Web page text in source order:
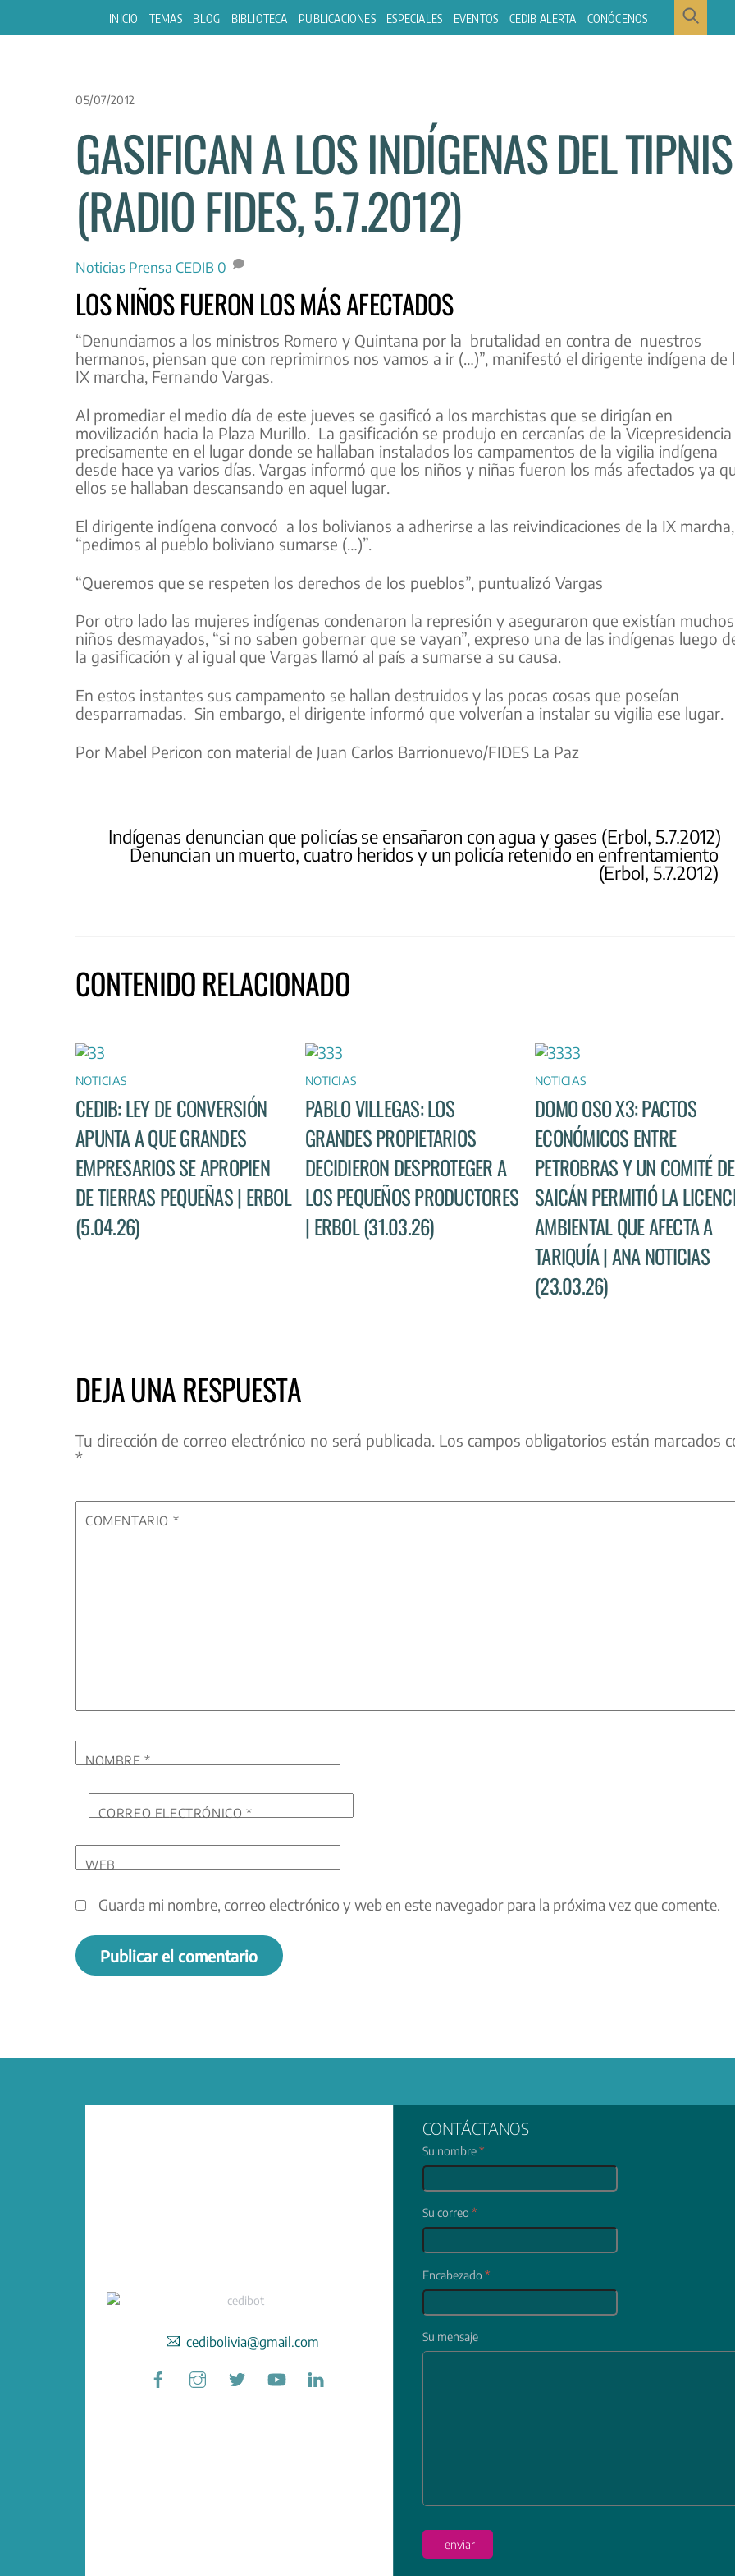
INICIO TEMAS BLOG BIBLIOTECA PUBLICACIONES ESPECIALES EVENTOS CEDIB ALERTA CONÓCENOS
05/07/2012
GASIFICAN A LOS INDÍGENAS DEL TIPNIS
(RADIO FIDES, 5.7.2012)
Noticias Prensa CEDIB 0
LOS NIÑOS FUERON LOS MÁS AFECTADOS
“Denunciamos a los ministros Romero y Quintana por la brutalidad en contra de nuestros
hermanos, piensan que con reprimirnos nos vamos a ir (…)”, manifestó el dirigente indígena de
IX marcha, Fernando Vargas.
Al promediar el medio día de este jueves se gasificó a los marchistas que se dirigían en
movilización hacia la Plaza Murillo. La gasificación se produjo en cercanías de la Vicepresidencia
precisamente en el lugar donde se hallaban instalados los campamentos de la vigilia indígena
desde hace ya varios días. Vargas informó que los niños y niñas fueron los más afectados ya
ellos se hallaban descansando en aquel lugar.
El dirigente indígena convocó a los bolivianos a adherirse a las reivindicaciones de la IX marcha,
“pedimos al pueblo boliviano sumarse (…)”.
“Queremos que se respeten los derechos de los pueblos”, puntualizó Vargas
Por otro lado las mujeres indígenas condenaron la represión y aseguraron que existían muchos
niños desmayados, “si no saben gobernar que se vayan”, expreso una de las indígenas luego
la gasificación y al igual que Vargas llamó al país a sumarse a su causa.
En estos instantes sus campamento se hallan destruidos y las pocas cosas que poseían
desparramadas. Sin embargo, el dirigente informó que volverían a instalar su vigilia ese lugar.
Por Mabel Pericon con material de Juan Carlos Barrionuevo/FIDES La Paz
Indígenas denuncian que policías se ensañaron con agua y gases (Erbol, 5.7.2012)
Denuncian un muerto, cuatro heridos y un policía retenido en enfrentamiento
(Erbol, 5.7.2012)
CONTENIDO RELACIONADO
NOTICIAS
CEDIB: LEY DE CONVERSIÓN
APUNTA A QUE GRANDES
EMPRESARIOS SE APROPIEN
DE TIERRAS PEQUEÑAS | ERBOL
(5.04.26)
NOTICIAS
PABLO VILLEGAS: LOS
GRANDES PROPIETARIOS
DECIDIERON DESPROTEGER A
LOS PEQUEÑOS PRODUCTORES
| ERBOL (31.03.26)
NOTICIAS
DOMO OSO X3: PACTOS
ECONÓMICOS ENTRE
PETROBRAS Y UN COMITÉ DE
SAICÁN PERMITIÓ LA
AMBIENTAL QUE AFECTA A
TARIQUÍA | ANA NOTICIAS
(23.03.26)
DEJA UNA RESPUESTA
Tu dirección de correo electrónico no será publicada. Los campos obligatorios están marcados
*
COMENTARIO *
NOMBRE*
CORREO ELECTRÓNICO*
WEB
Guarda mi nombre, correo electrónico y web en este navegador para la próxima vez que comente.
cedibolivia@gmail.com
Facebook
CONTÁCTANOS
Su nombre*
Su correo *
Encabezado *
Su mensaje
enviar